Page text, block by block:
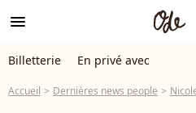
menu
Billetterie En privé avec
Accueil Dernières news people